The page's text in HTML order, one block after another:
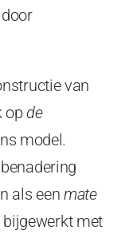
van
opde
model.
als een mate
met